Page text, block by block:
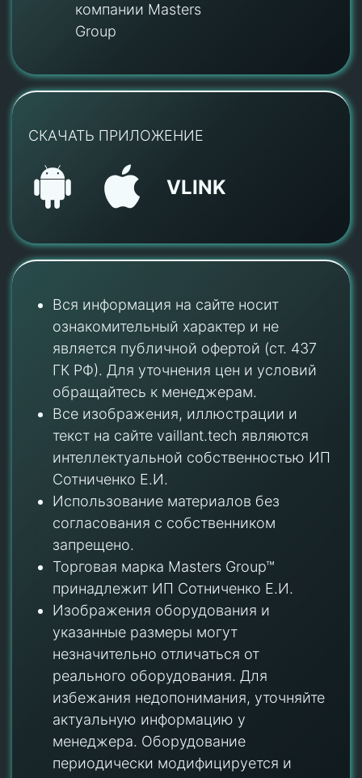
компании Masters
Group
СКАЧАТЬ ПРИЛОЖЕНИЕ
VLINK
Вся информация на сайте носит
ознакомительный характер и не
является публичной офертой (ст. 437
ГК РФ). Для уточнения цен и условий
обращайтесь к менеджерам.
Все изображения, иллюстрации и
текст на сайте vaillant.tech являются
интеллектуальной собственностью ИП
Сотниченко Е.И.
Использование материалов без
согласования с собственником
запрещено.
Торговая марка Masters Group™
принадлежит ИП Сотниченко Е.И.
Изображения оборудования и
указанные размеры могут
незначительно отличаться от
реального оборудования. Для
избежания недопонимания, уточняйте
актуальную информацию у
менеджера. Оборудование
периодически модифицируется и